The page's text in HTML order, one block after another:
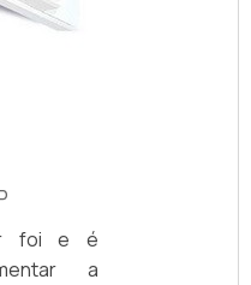
foi e é
a